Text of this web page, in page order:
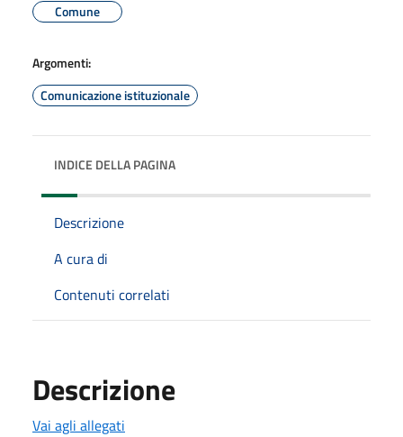
Comune
Argomenti:
Comunicazione istituzionale
INDICE DELLA PAGINA
Descrizione
A cura di
Contenuti correlati
Descrizione
Vai agli allegati